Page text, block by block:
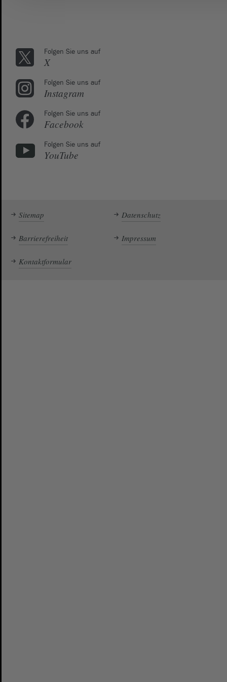
Folgen Sie uns auf
X
Folgen Sie uns auf
Instagram
Folgen Sie uns auf
Facebook
Folgen Sie uns auf
YouTube
Sitemap Datenschutz
Barrierefreiheit Impressum
Kontaktformular